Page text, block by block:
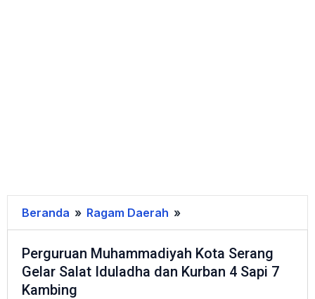
Beranda » Ragam Daerah »
Muhammadiyah
Kota
Serang
Perguruan Muhammadiyah Kota Serang
Gelar Salat Iduladha dan Kurban 4 Sapi 7
Kambing